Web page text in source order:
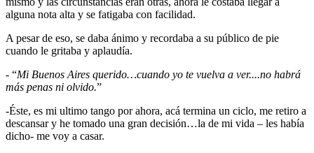
alguna nota alta y se fatigaba con facilidad.
A pesar de eso, se daba ánimo y recordaba a su público de pie
cuando le gritaba y aplaudía.
- “Mi Buenos Aires querido…cuando yo te vuelva a ver....no habrá
más penas ni olvido.”
-Éste, es mi ultimo tango por ahora, acá termina un ciclo, me retiro a
descansar y he tomado una gran decisión…la de mi vida – les había
dicho- me voy a casar.